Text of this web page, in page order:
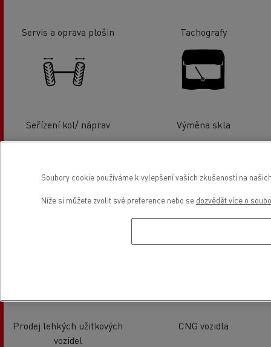
Servis a oprava plošin Tachografy
Seřízení kol/ náprav Výměna skla
Financování
Prodej lehkých užitkových
vozidel
CNG vozidla
Soubory cookie používáme k vylepšení vašich zkušeností na
Níže si můžete zvolit své preference nebo se dozvědět více o